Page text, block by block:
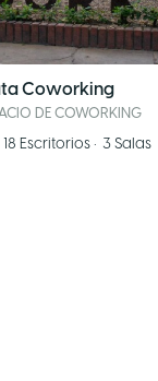
Coworking
DE COWORKING
18 Escritorios • 3 Salas